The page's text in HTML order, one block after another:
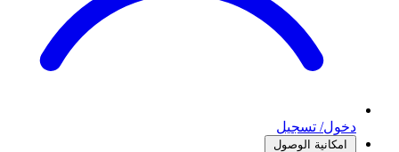
دخول/ تسجيل
امكانية الوصول